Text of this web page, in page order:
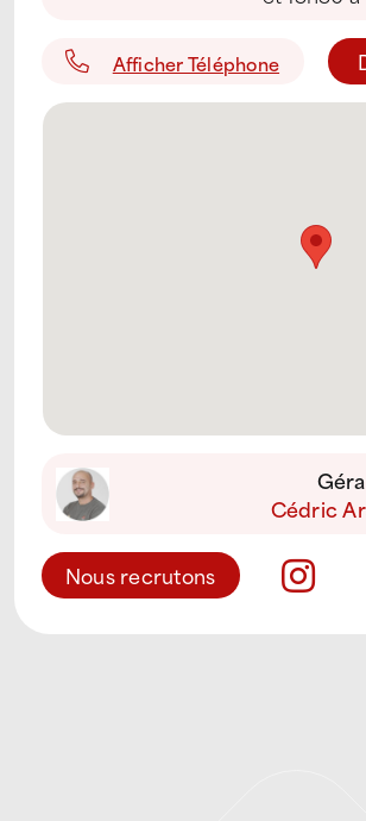
Afficher Téléphone
Cédric
Nous recrutons